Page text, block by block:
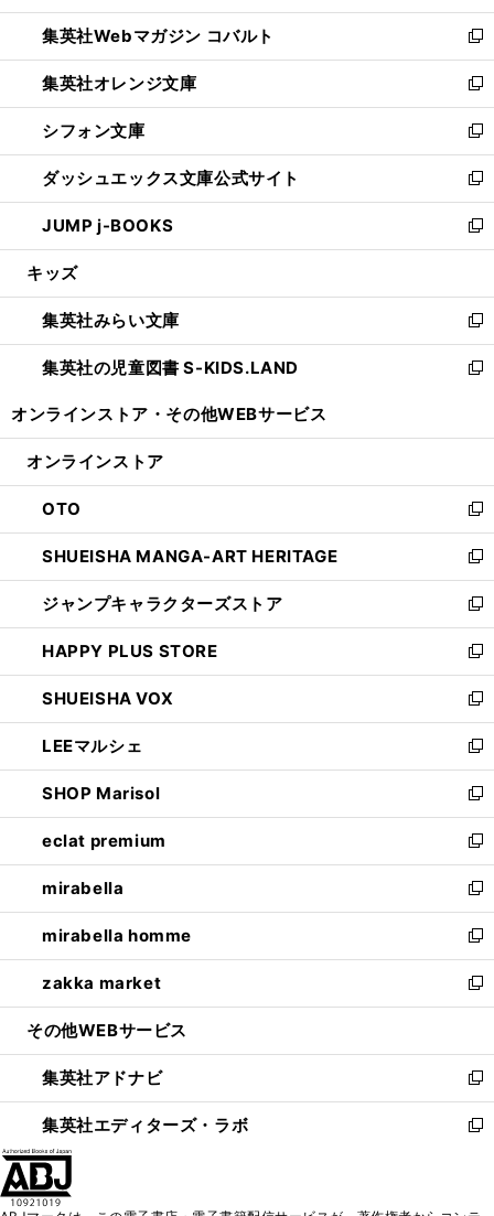
開
く
ウ
で
開
く
ン
ド
ウ
で
開
く
ウ
ィ
ン
ド
ウ
で
開
く
集英社Webマガジン コバルト
新
し
い
ウ
ィ
ン
ド
ウ
で
開
集英社オレンジ文庫
新
し
い
ウ
ィ
ン
ド
ウ
開
く
シフォン文庫
新
し
い
ウ
ィ
ン
ウ
で
開
く
ダッシュエックス文庫公式サイト
新
し
い
ウ
ン
ド
ウ
で
JUMP j-BOOKS
新
し
ウ
ィ
ン
ド
開
キッズ
集英社みらい文庫
新
し
い
ン
ウ
で
開
く
集英社の児童図書 S-KIDS.LAND
新
ウ
ン
ド
ウ
で
開
く
オンラインストア・ その他WEBサービス
オンラインストア
OTO
新
し
い
ウ
ィ
ン
ド
ウ
で
開
く
SHUEISHA MANGA-ART HERITAGE
新
し
い
ウ
ィ
ン
ド
ウ
で
開
く
ジャンプキャラクターズストア
新
し
い
ウ
ィ
ン
ド
ウ
で
開
く
HAPPY PLUS STORE
新
し
い
ウ
ィ
ン
ド
ウ
で
開
く
SHUEISHA VOX
新
し
い
ウ
ィ
ン
ド
ウ
で
開
く
LEEマルシェ
新
し
い
ウ
ィ
ン
ド
ウ
で
開
く
SHOP Marisol
新
し
い
ウ
ィ
ン
ド
ウ
で
開
eclat premium
新
し
い
ウ
ィ
ン
ド
ウ
開
く
mirabella
新
し
い
ウ
ィ
ン
ウ
で
開
く
mirabella homme
新
し
い
ウ
ン
ド
ウ
で
zakka market
新
し
ウ
ィ
ン
ド
その他WEBサービス
集英社アドナビ
新
し
い
集英社エディターズ・ラボ
新